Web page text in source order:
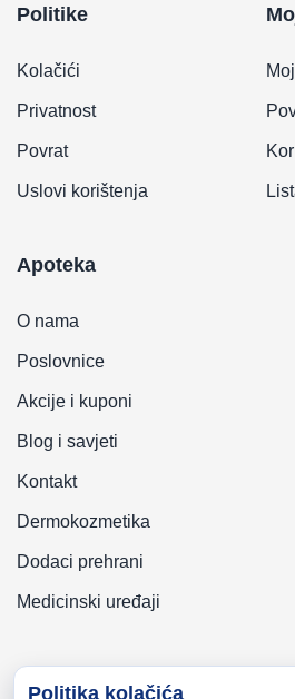
Politike
Kolačići
Privatnost
Povrat
Uslovi korištenja
Apoteka
O nama
Poslovnice
Akcije i kuponi
Blog i savjeti
Kontakt
Dermokozmetika
Dodaci prehrani
Medicinski uređaji
Politika kolačića